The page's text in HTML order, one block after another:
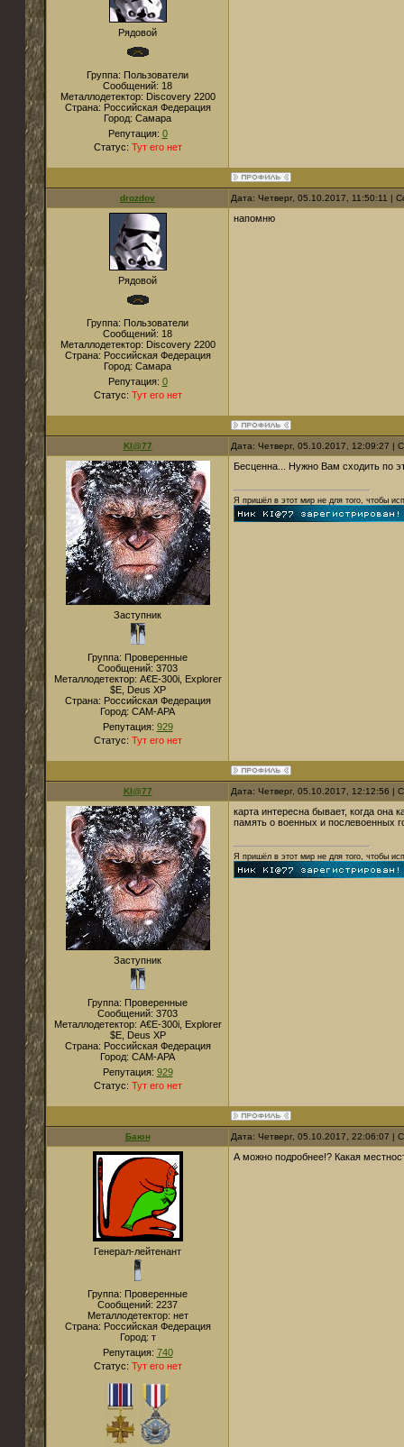
Рядовой
Группа: Пользователи
Сообщений: 18
Металлодетектор: Discovery 2200
Страна: Российская Федерация
Город: Самара
Репутация: 0
Статус: Тут его нет
drozdov Дата: Четверг, 05.10.2017, 11:50:11 |
Рядовой
Группа: Пользователи
Сообщений: 18
Металлодетектор: Discovery 2200
Страна: Российская Федерация
Город: Самара
Репутация: 0
Статус: Тут его нет
напомню
KI@77 Дата: Четверг, 05.10.2017, 12:09:27 |
Заступник
Группа: Проверенные
Сообщений: 3703
Металлодетектор: A€E-300i, Explorer
$E, Deus XP
Страна: Российская Федерация
Город: САМ-АРА
Репутация: 929
Статус: Тут его нет
Бесценна... Нужно Вам сходить по
Я пришёл в этот мир не для того, чтобы
KI@77 Дата: Четверг, 05.10.2017, 12:12:56 |
Заступник
Группа: Проверенные
Сообщений: 3703
Металлодетектор: A€E-300i, Explorer
$E, Deus XP
Страна: Российская Федерация
Город: САМ-АРА
Репутация: 929
Статус: Тут его нет
карта интересна бывает, когда она
память о военных и послевоенных
Я пришёл в этот мир не для того, чтобы
Баюн Дата: Четверг, 05.10.2017, 22:06:07 |
Генерал-лейтенант
Группа: Проверенные
Сообщений: 2237
Металлодетектор: нет
Страна: Российская Федерация
Город: т
Репутация: 740
Статус: Тут его нет
А можно подробнее!? Какая